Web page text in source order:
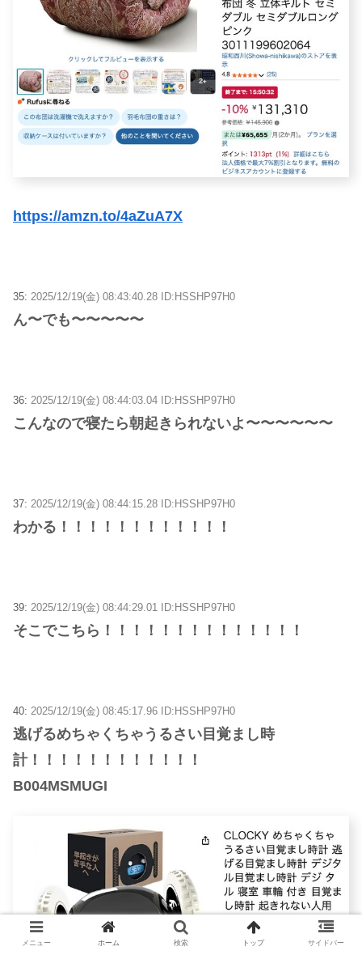
https://amzn.to/4aZuA7X
35: 2025/12/19(金) 08:43:40.28 ID:HSSHP97H0
ん〜でも〜〜〜〜〜
36: 2025/12/19(金) 08:44:03.04 ID:HSSHP97H0
こんなので寝たら朝起きられないよ〜〜〜〜〜〜
37: 2025/12/19(金) 08:44:15.28 ID:HSSHP97H0
わかる！！！！！！！！！！！！
39: 2025/12/19(金) 08:44:29.01 ID:HSSHP97H0
そこでこちら！！！！！！！！！！！！！！
40: 2025/12/19(金) 08:45:17.96 ID:HSSHP97H0
逃げるめちゃくちゃうるさい目覚まし時
計！！！！！！！！！！！！
B004MSMUGI
メニュー ホーム 検索 トップ サイドバー